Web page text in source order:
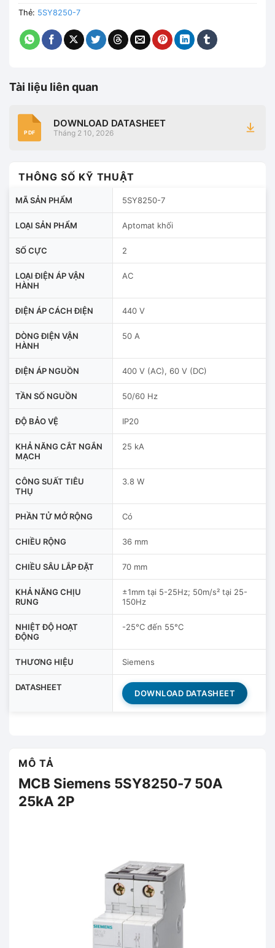
Thẻ: 5SY8250-7
Tài liệu liên quan
PDF
DOWNLOAD DATASHEET
Tháng 2 10, 2026
THÔNG SỐ KỸ THUẬT
MÃ SẢN PHẨM 5SY8250-7
LOẠI SẢN PHẨM Aptomat khối
SỐ CỰC 2
LOẠI ĐIỆN ÁP VẬN
HÀNH
AC
ĐIỆN ÁP CÁCH ĐIỆN 440 V
DÒNG ĐIỆN VẬN
HÀNH
50 A
ĐIỆN ÁP NGUỒN 400 V (AC), 60 V (DC)
TẦN SỐ NGUỒN 50/60 Hz
ĐỘ BẢO VỆ IP20
KHẢ NĂNG CẮT NGẮN
MẠCH
25 kA
CÔNG SUẤT TIÊU
THỤ
3.8 W
PHẦN TỬ MỞ RỘNG Có
CHIỀU RỘNG 36 mm
CHIỀU SÂU LẮP ĐẶT 70 mm
KHẢ NĂNG CHỊU
RUNG
±1mm tại 5-25Hz; 50m/s² tại 25-
150Hz
NHIỆT ĐỘ HOẠT
ĐỘNG
-25°C đến 55°C
THƯƠNG HIỆU Siemens
DATASHEET
DOWNLOAD DATASHEET
MÔ TẢ
MCB Siemens 5SY8250-7 50A
25kA 2P